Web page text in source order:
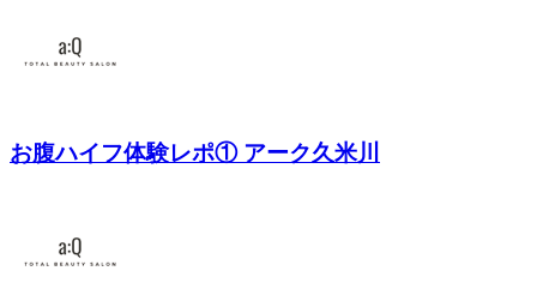
お腹ハイフ体験レポ① アーク久米川